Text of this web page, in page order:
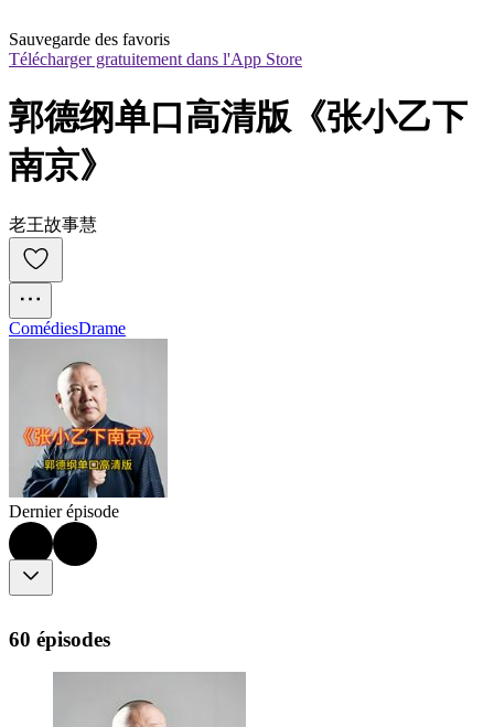
Sauvegarde des favoris
Télécharger gratuitement dans l'App Store
郭德纲单口高清版《张小乙下
南京》
老王故事慧
ComédiesDrame
Dernier épisode
60 épisodes